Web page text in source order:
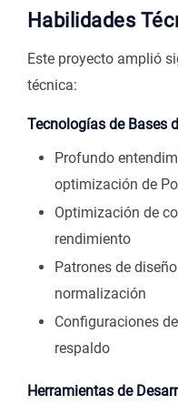
Habilidades
Este proyecto amplió
técnica:
Tecnologías de Bases
Profundo
optimización de
Optimización de
rendimiento
Patrones de
normalización
Configuraciones
respaldo
Herramientas de